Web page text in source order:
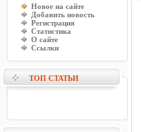
Новое на сайте
Добавить новость
Регистрация
Статистика
О сайте
Ссылки
ТОП СТАТЬИ